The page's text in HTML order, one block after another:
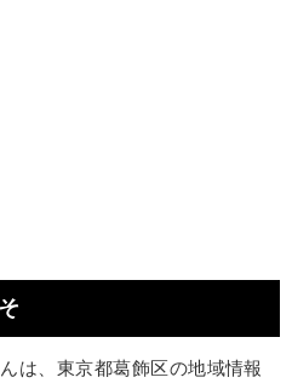
は、東京都葛飾区の地域情報